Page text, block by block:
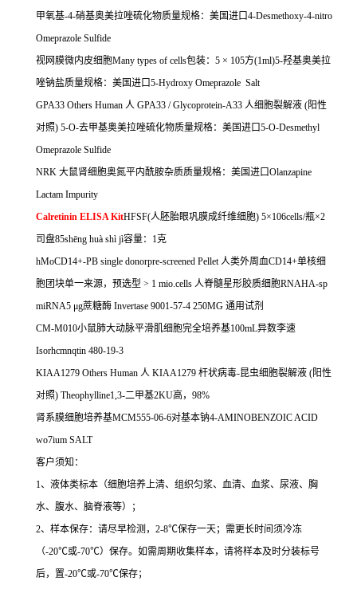
甲氧基-4-硝基奥美拉唑硫化物质量规格：美国进口4-Desmethoxy-4-nitro
Omeprazole Sulfide
视网膜微内皮细胞Many types of cells包装： 5 × 105方(1ml)5-羟基奥美拉
唑钠盐质量规格：美国进口5-Hydroxy Omeprazole Salt
GPA33 Others Human 人 GPA33 / Glycoprotein-A33 人细胞裂解液 (阳性
对照) 5-O-去甲基奥美拉唑硫化物质量规格：美国进口5-O-Desmethyl
Omeprazole Sulfide
NRK 大鼠肾细胞奥氮平内酰胺杂质质量规格：美国进口Olanzapine
Lactam Impurity
Calretinin ELISA KitHFSF(人胚胎眼巩膜成纤维细胞) 5×106cells/瓶×2
司盘85shēng huà shì jì容量： 1克
hMoCD14+-PB single donorpre-screened Pellet人类外周血CD14+单核细
胞团块单一来源，预选型 > 1 mio.cells 人脊髓星形胶质细胞RNAHA-sp
miRNA5 μg蔗糖酶 Invertase 9001-57-4 250MG 通用试剂
CM-M010小鼠肺大动脉平滑肌细胞完全培养基100mL异数李速
Isorhcmnqtin 480-19-3
KIAA1279 Others Human 人 KIAA1279 杆状病毒-昆虫细胞裂解液 (阳性
对照) Theophylline1,3-二甲基2KU高， 98%
肾系膜细胞培养基MCM555-06-6对基本钠4-AMINOBENZOIC ACID
wo7ium SALT
客户须知：
1、液体类标本（细胞培养上清、组织匀浆、血清、血浆、尿液、胸
水、腹水、脑脊液等）；
2、样本保存：请尽早检测， 2-8℃保存一天；需更长时间须冷冻
（-20℃或-70℃）保存。如需周期收集样本，请将样本及时分装标号
后，置-20℃或-70℃保存；